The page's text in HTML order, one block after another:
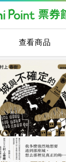
查看商品